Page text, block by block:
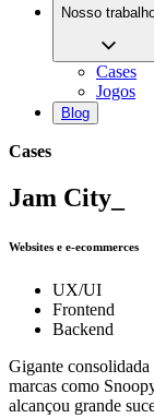
Nosso
Cases
Jogos
Blog
Cases
Jam City_
Websites e e-ecommerces
UX/UI
Frontend
Backend
Gigante
marcas como
alcançou grande